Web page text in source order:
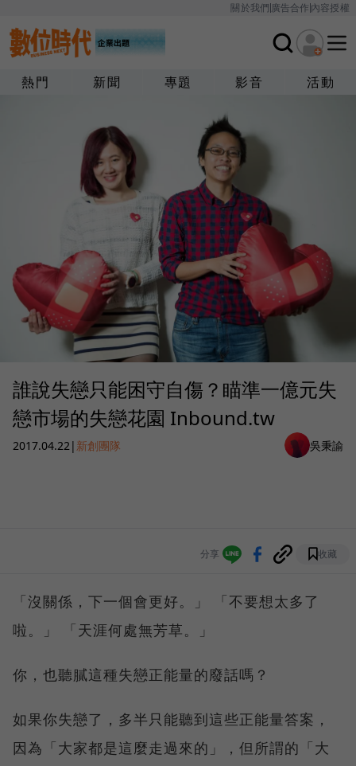
關於我們廣告合作內容授權
熱門 新聞 專題 影音 活動
誰說失戀只能困守自傷？瞄準一億元失
戀市場的失戀花園 Inbound.tw
2017.04.22 | 新創團隊 吳秉諭
分享 收藏
「沒關係，下一個會更好。」 「不要想太多了
啦。」 「天涯何處無芳草。」
你，也聽膩這種失戀正能量的廢話嗎？
如果你失戀了，多半只能聽到這些正能量答案，
因為「大家都是這麼走過來的」，但所謂的「大